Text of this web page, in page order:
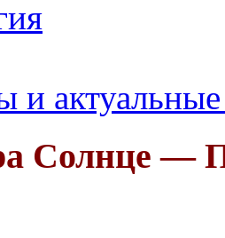
и
Солнце —